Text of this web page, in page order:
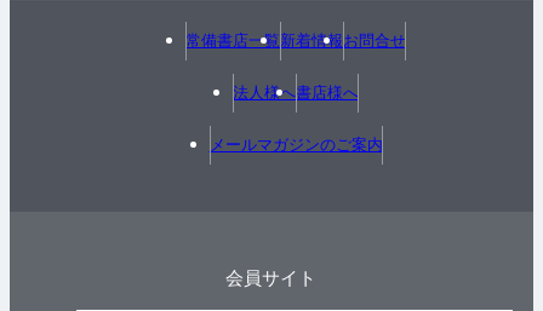
常備書店一覧新着情報お問合せ
法人様へ書店様へ
メールマガジンのご案内
会員サイト